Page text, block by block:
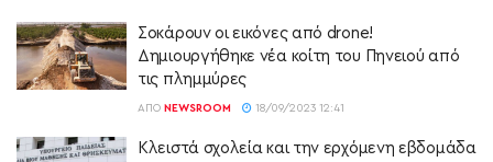
Σοκάρουν οι εικόνες από drone!
Δημιουργήθηκε νέα κοίτη του Πηνειού από
τις πλημμύρες
ΑΠΌ NEWSROOM 18/09/2023 12:41
Κλειστά σχολεία και την ερχόμενη εβδομάδα